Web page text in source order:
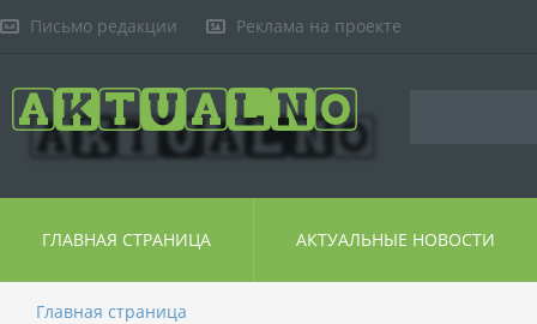
Письмо редакции Реклама на проекте
ГЛАВНАЯ СТРАНИЦА АКТУАЛЬНЫЕ НОВОСТИ
Главная страница